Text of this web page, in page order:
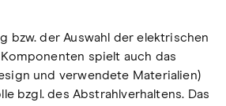
bzw. der Auswahl der elektrischen
spielt auch das
und verwendete Materialien)
bzgl. des Abstrahlverhaltens. Das